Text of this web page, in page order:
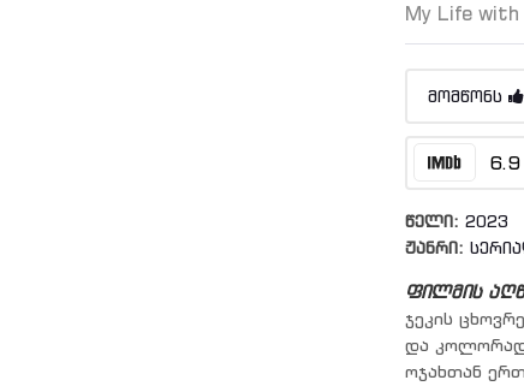
My Life
მომწონს
6.9
წელი: 2023
ჟანრი:
ფილმის
ჯეკის
და
ოჯახთან